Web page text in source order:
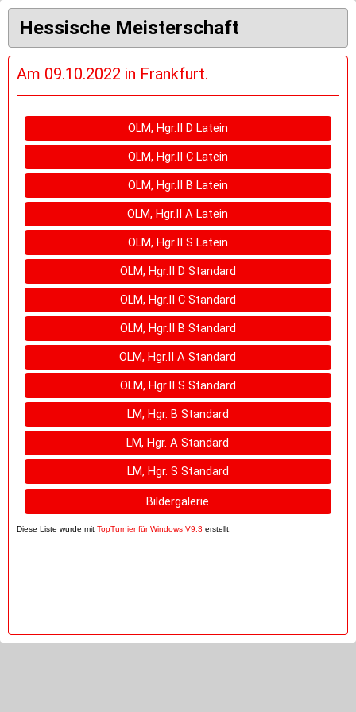
Hessische Meisterschaft
Am 09.10.2022 in Frankfurt.
OLM, Hgr.II D Latein
OLM, Hgr.II C Latein
OLM, Hgr.II B Latein
OLM, Hgr.II A Latein
OLM, Hgr.II S Latein
OLM, Hgr.II D Standard
OLM, Hgr.II C Standard
OLM, Hgr.II B Standard
OLM, Hgr.II A Standard
OLM, Hgr.II S Standard
LM, Hgr. B Standard
LM, Hgr. A Standard
LM, Hgr. S Standard
Bildergalerie
Diese Liste wurde mit TopTurnier für Windows V9.3 erstellt.